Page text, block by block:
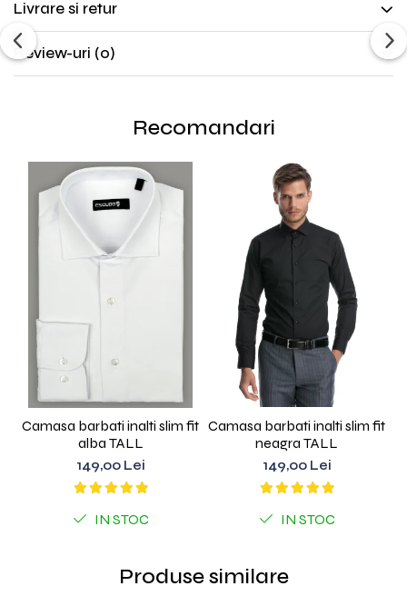
Livrare si retur
Review-uri (0)
Recomandari
Camasa barbati inalti slim fit
alba TALL
149,00 Lei
IN STOC
Camasa barbati inalti slim fit
neagra TALL
149,00 Lei
IN STOC
Produse similare